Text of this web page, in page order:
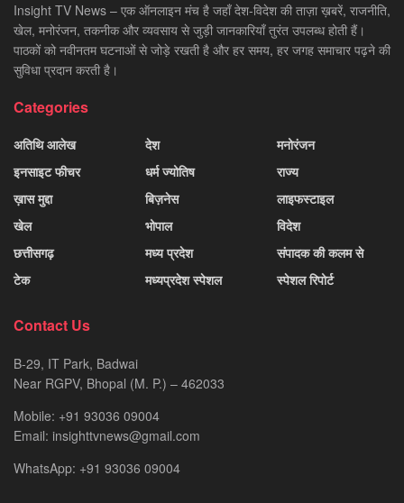
Insight TV News – एक ऑनलाइन मंच है जहाँ देश-विदेश की ताज़ा ख़बरें, राजनीति,
खेल, मनोरंजन, तकनीक और व्यवसाय से जुड़ी जानकारियाँ तुरंत उपलब्ध होती हैं।
पाठकों को नवीनतम घटनाओं से जोड़े रखती है और हर समय, हर जगह समाचार पढ़ने की
सुविधा प्रदान करती है।
Categories
अतिथि आलेख
इनसाइट फीचर
ख़ास मुद्दा
खेल
छत्तीसगढ़
टेक
देश
धर्म ज्योतिष
बिज़नेस
भोपाल
मध्य प्रदेश
मध्यप्रदेश स्पेशल
मनोरंजन
राज्य
लाइफस्टाइल
विदेश
संपादक की कलम से
स्पेशल रिपोर्ट
Contact Us
B-29, IT Park, Badwai
Near RGPV, Bhopal (M. P.) – 462033
Mobile: +91 93036 09004
Email: insighttvnews@gmail.com
WhatsApp: +91 93036 09004